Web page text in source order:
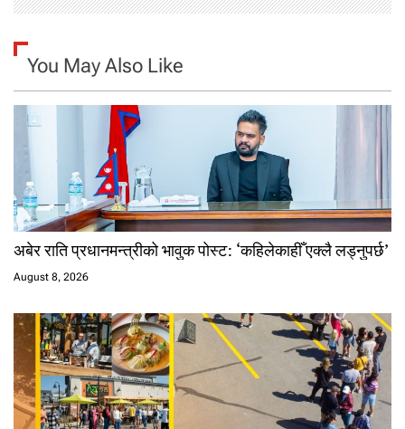
You May Also Like
अबेर राति प्रधानमन्त्रीको भावुक पोस्ट: ‘कहिलेकाहीँ एक्लै लड्नुपर्छ’
August 8, 2026